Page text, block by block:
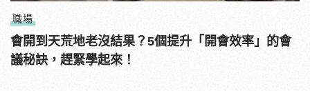
職場
會開到天荒地老沒結果？5個提升「開會效率」的會
議秘訣，趕緊學起來！